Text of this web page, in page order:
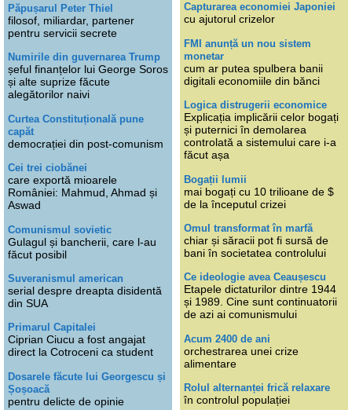
Păpușarul Peter Thiel
filosof, miliardar, partener
pentru servicii secrete
Numirile din guvernarea Trump
șeful finanțelor lui George Soros
și alte suprize făcute
alegătorilor naivi
Curtea Constituțională pune
capăt
democrației din post-comunism
Cei trei ciobănei
care exportă mioarele
României: Mahmud, Ahmad și
Aswad
Comunismul sovietic
Gulagul și bancherii, care l-au
făcut posibil
Suveranismul american
serial despre dreapta disidentă
din SUA
Primarul Capitalei
Ciprian Ciucu a fost angajat
direct la Cotroceni ca student
Dosarele făcute lui Georgescu și
Șoșoacă
pentru delicte de opinie
Capturarea economiei Japoniei
cu ajutorul crizelor
FMI anunță un nou sistem
monetar
cum ar putea spulbera banii
digitali economiile din bănci
Logica distrugerii economice
Explicația implicării celor bogați
și puternici în demolarea
controlată a sistemului care i-a
făcut așa
Bogații lumii
mai bogați cu 10 trilioane de $
de la începutul crizei
Omul transformat în marfă
chiar și săracii pot fi sursă de
bani în societatea controlului
Ce ideologie avea Ceaușescu
Etapele dictaturilor dintre 1944
și 1989. Cine sunt continuatorii
de azi ai comunismului
Acum 2400 de ani
orchestrarea unei crize
alimentare
Rolul alternanței frică relaxare
în controlul populației